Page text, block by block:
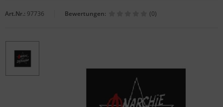
Art.Nr.: 97736 Bewertungen: (0)